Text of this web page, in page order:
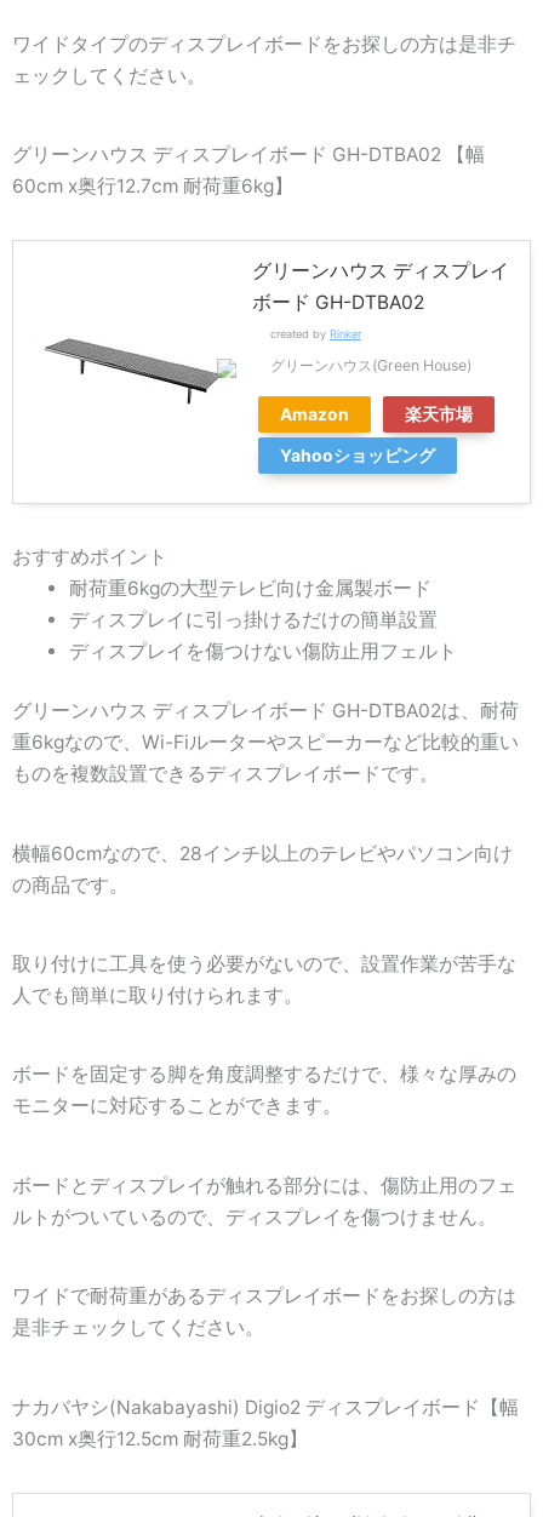
ワイドタイプのディスプレイボードをお探しの方は是非チ
ェックしてください。
グリーンハウス ディスプレイボード GH-DTBA02 【幅
60cm x奥行12.7cm 耐荷重6kg】
グリーンハウス ディスプレイ
ボード GH-DTBA02
created by Rinker
グリーンハウス(Green House)
Amazon
楽天市場
Yahooショッピング
おすすめポイント
耐荷重6kgの大型テレビ向け金属製ボード
ディスプレイに引っ掛けるだけの簡単設置
ディスプレイを傷つけない傷防止用フェルト
グリーンハウス ディスプレイボード GH-DTBA02は、耐荷
重6kgなので、Wi-Fiルーターやスピーカーなど比較的重い
ものを複数設置できるディスプレイボードです。
横幅60cmなので、28インチ以上のテレビやパソコン向け
の商品です。
取り付けに工具を使う必要がないので、設置作業が苦手な
人でも簡単に取り付けられます。
ボードを固定する脚を角度調整するだけで、様々な厚みの
モニターに対応することができます。
ボードとディスプレイが触れる部分には、傷防止用のフェ
ルトがついているので、ディスプレイを傷つけません。
ワイドで耐荷重があるディスプレイボードをお探しの方は
是非チェックしてください。
ナカバヤシ(Nakabayashi) Digio2 ディスプレイボード【幅
30cm x奥行12.5cm 耐荷重2.5kg】